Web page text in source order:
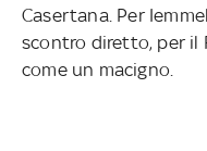
Casertana. Per
scontro diretto, per il
come un macigno.